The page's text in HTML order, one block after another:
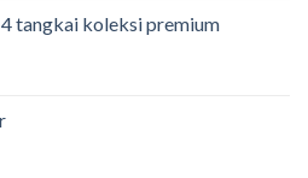
tangkai koleksi premium